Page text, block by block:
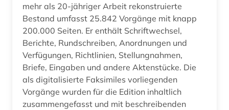
europäische union (15)
europäischer gerichtshof für menschenrechte
(1)
euthanasie (1)
evangelisch (1)
mehr als 20-jähriger Arbeit rekonstruierte
Bestand umfasst 25.842 Vorgänge mit knapp
200.000 Seiten. Er enthält Schriftwechsel,
Berichte, Rundschreiben, Anordnungen und
Verfügungen, Richtlinien, Stellungnahmen,
Briefe, Eingaben und andere Aktenstücke. Die
als digitalisierte Faksimiles vorliegenden
Vorgänge wurden für die Edition inhaltlich
zusammengefasst und mit beschreibenden